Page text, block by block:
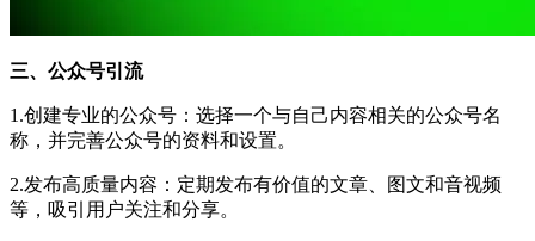
三、公众号引流
1.创建专业的公众号：选择一个与自己内容相关的公众号名
称，并完善公众号的资料和设置。
2.发布高质量内容：定期发布有价值的文章、图文和音视频
等，吸引用户关注和分享。